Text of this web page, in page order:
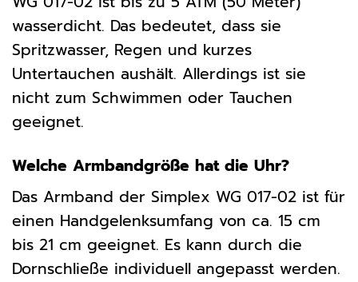
wasserdicht. Das bedeutet, dass sie
Spritzwasser, Regen und kurzes
Untertauchen aushält. Allerdings ist sie
nicht zum Schwimmen oder Tauchen
geeignet.
Welche Armbandgröße hat die Uhr?
Das Armband der Simplex WG 017-02 ist für
einen Handgelenksumfang von ca. 15 cm
bis 21 cm geeignet. Es kann durch die
Dornschließe individuell angepasst werden.